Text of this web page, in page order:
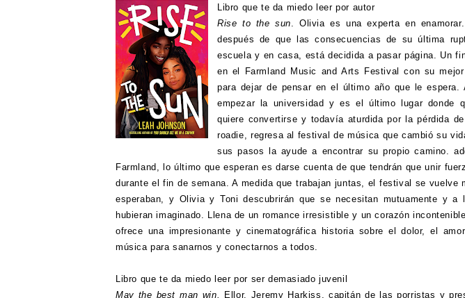
Libro que te da miedo leer por autor
Rise to the sun . Olivia es una experta en
después de que las consecuencias de su última
escuela y en casa, está decidida a pasar página. Un
en el Farmland Music and Arts Festival con su
para dejar de pensar en el último año que le espera.
empezar la universidad y es el último lugar donde
quiere convertirse y todavía aturdida por la pérdida
roadie, regresa al festival de música que cambió su
sus pasos la ayude a encontrar su propio camino.
Farmland, lo último que esperan es darse cuenta de que tendrán que unir
durante el fin de semana. A medida que trabajan juntas, el festival se vuelve
esperaban, y Olivia y Toni descubrirán que se necesitan mutuamente y
hubieran imaginado. Llena de un romance irresistible y un corazón
ofrece una impresionante y cinematográfica historia sobre el dolor, el
música para sanarnos y conectarnos a todos.
Libro que te da miedo leer por ser demasiado juvenil
May the best man win.
Ellor. Jeremy Harkiss, capitán de las porristas y